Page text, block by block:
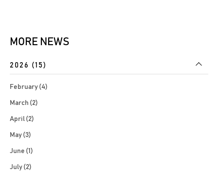
MORE NEWS
2026 (15)
February (4)
March (2)
April (2)
May (3)
June (1)
July (2)